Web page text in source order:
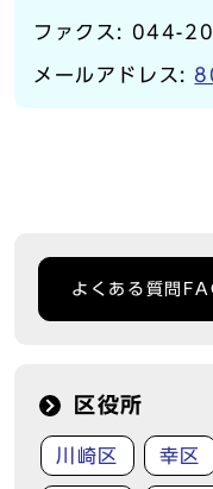
ファクス: 044-
メールアドレス:
よくある質問
区役所
川崎区 幸区